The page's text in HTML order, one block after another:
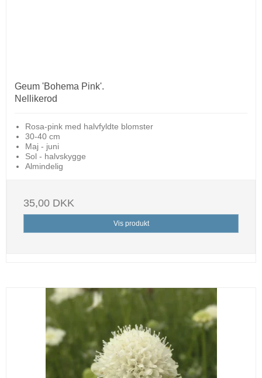
Geum 'Bohema Pink'.
Nellikerod
Rosa-pink med halvfyldte blomster
30-40 cm
Maj - juni
Sol - halvskygge
Almindelig
35,00 DKK
Vis produkt